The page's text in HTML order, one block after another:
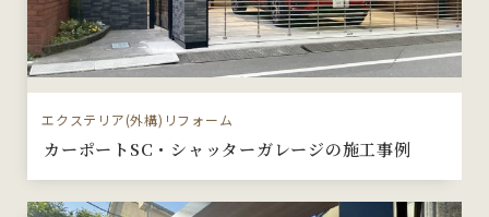
エクステリア(外構)リフォーム
カーポートSC・シャッターガレージの施工事例